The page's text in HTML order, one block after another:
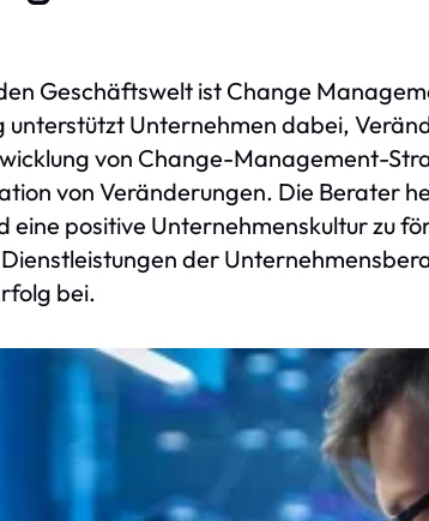
Geschäftswelt ist Change
Unternehmen dabei,
von Change-Management-
von Veränderungen. Die Berater
eine positive Unternehmenskultur zu
der
bei.